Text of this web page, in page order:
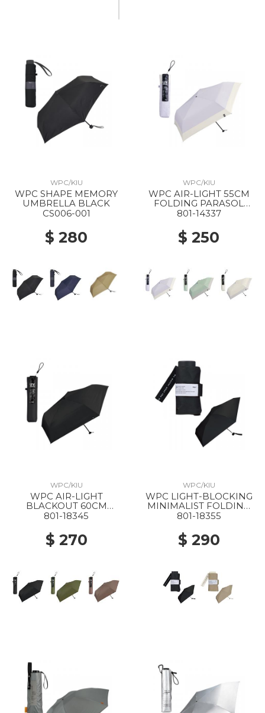
WPC/KIU
WPC SHAPE MEMORY
UMBRELLA BLACK
CS006-001
$ 280
WPC/KIU
WPC AIR-LIGHT 55CM
FOLDING PARASOL
LAVENDER X OFF
801-14337
$ 250
WPC/KIU
WPC AIR-LIGHT
BLACKOUT 60CM
FOLDING PARASOL
801-18345
$ 270
WPC/KIU
WPC LIGHT-BLOCKING
MINIMALIST FOLDING
PARASOL BLACK
801-18355
$ 290